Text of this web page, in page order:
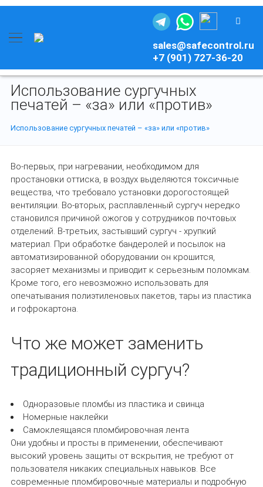
sales@safecontrol.ru
+7 (901) 727-36-20
Использование сургучных
печатей – «за» или «против»
Использование сургучных печатей – «за» или «против»
Во-первых, при нагревании, необходимом для
простановки оттиска, в воздух выделяются токсичные
вещества, что требовало установки дорогостоящей
вентиляции. Во-вторых, расплавленный сургуч нередко
становился причиной ожогов у сотрудников почтовых
отделений. В-третьих, застывший сургуч - хрупкий
материал. При обработке бандеролей и посылок на
автоматизированной оборудовании он крошится,
засоряет механизмы и приводит к серьезным поломкам.
Кроме того, его невозможно использовать для
опечатывания полиэтиленовых пакетов, тары из пластика
и гофрокартона.
Что же может заменить
традиционный сургуч?
Одноразовые пломбы из пластика и свинца
Номерные наклейки
Самоклеящаяся пломбировочная лента
Они удобны и просты в применении, обеспечивают
высокий уровень защиты от вскрытия, не требуют от
пользователя никаких специальных навыков. Все
современные пломбировочные материалы и подробную